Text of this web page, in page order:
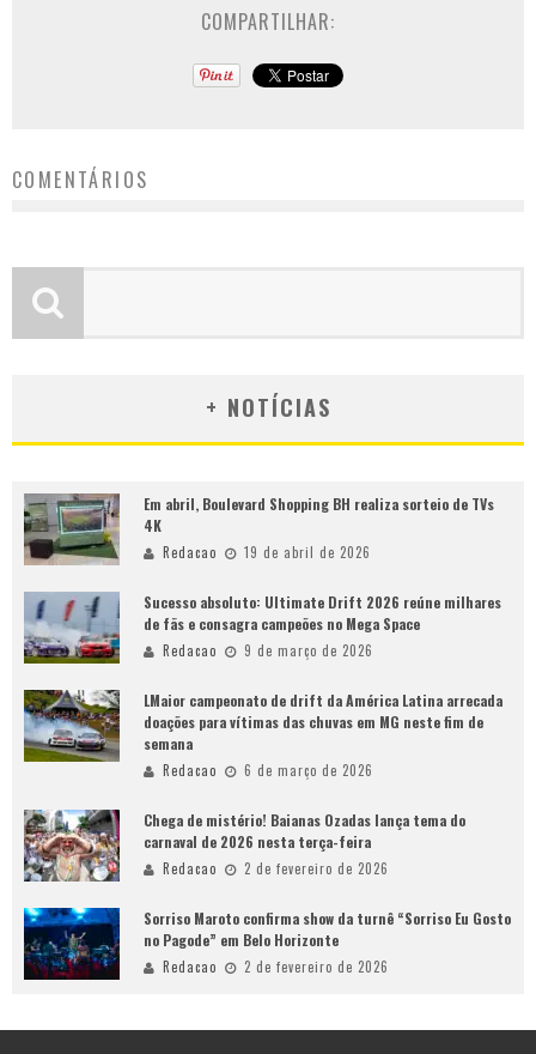
COMPARTILHAR:
COMENTÁRIOS
+ NOTÍCIAS
Em abril, Boulevard Shopping BH realiza sorteio de TVs
4K
Redacao 19 de abril de 2026
Sucesso absoluto: Ultimate Drift 2026 reúne milhares
de fãs e consagra campeões no Mega Space
Redacao 9 de março de 2026
LMaior campeonato de drift da América Latina arrecada
doações para vítimas das chuvas em MG neste fim de
semana
Redacao 6 de março de 2026
Chega de mistério! Baianas Ozadas lança tema do
carnaval de 2026 nesta terça-feira
Redacao 2 de fevereiro de 2026
Sorriso Maroto confirma show da turnê “Sorriso Eu Gosto
no Pagode” em Belo Horizonte
Redacao 2 de fevereiro de 2026